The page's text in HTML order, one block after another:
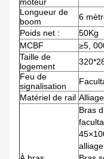
moteur
Longueur de
boom
6
Poids net :
50Kg
MCBF
≥5,
Taille de
logement
Feu de
signalisation
Matériel de rail
Bras